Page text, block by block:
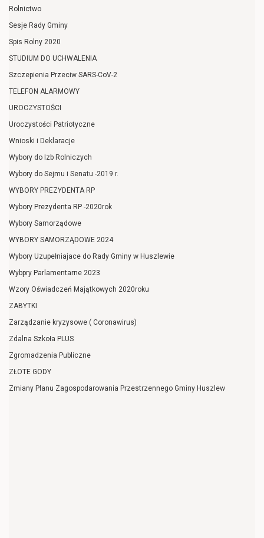
Rolnictwo
Sesje Rady Gminy
Spis Rolny 2020
STUDIUM DO UCHWALENIA
Szczepienia Przeciw SARS-CoV-2
TELEFON ALARMOWY
UROCZYSTOŚCI
Uroczystości Patriotyczne
Wnioski i Deklaracje
Wybory do Izb Rolniczych
Wybory do Sejmu i Senatu -2019 r.
WYBORY PREZYDENTA RP
Wybory Prezydenta RP -2020rok
Wybory Samorządowe
WYBORY SAMORZĄDOWE 2024
Wybory Uzupełniajace do Rady Gminy w Huszlewie
Wybpry Parlamentarne 2023
Wzory Oświadczeń Majątkowych 2020roku
ZABYTKI
Zarządzanie kryzysowe ( Coronawirus)
Zdalna Szkoła PLUS
Zgromadzenia Publiczne
ZŁOTE GODY
Zmiany Planu Zagospodarowania Przestrzennego Gminy Huszlew